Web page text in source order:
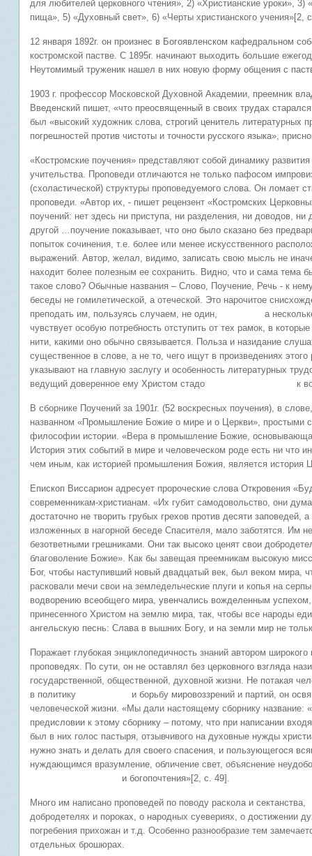
для любителей церковного чтения», 2) «Христианские уроки»,
пища», 5) «Духовный свет», 6) «Черты христианского учения»[2,
12 января 1892г. он произнес в Богоявленском кафедральном
костромской пастве. С 1895г. начинают выходить большие
Неутомимый труженик нашел в них новую форму общения с
1903 г. профессор Московской Духовной Академии, преемник
Введенский пишет, «что преосвященный в своих трудах
был «высокий художник слова, строгий ценитель литературных
погрешностей против чистоты и точности русского языка»,
«Костромские поучения» представляют собой динамику
учительства. Проповеди отличаются не только пафосом
(схоластической) структуры проповедуемого слова. Он ломает
проповеди. «Автор их, - пишет рецензент «Костромских
поучений: нет здесь ни приступа, ни разделения, ни доводов,
другой …поучение показывает, что оно было сказано без
попыток сочинения, т.е. более или менее искусственного
выражений. Автор, желал, видимо, записать свою мысль не
находит более полезным ее сохранить. Видно, что и сама тема
такое слово? Обычные названия – Слово, Поучение, Речь - к
беседы не гомилетической, а отеческой. Это нарочитое
преподать им, пользуясь случаем, не один, а несколько
чувствует особую потребность отступить от тех рамок, в
нити, какими оно обычно связывается. Польза и
существенное в слове, а не то, чего ищут в произведениях
указывают на главную заслугу и особенность литературных
ведущий доверенное ему Христом стадо к
В сборнике Поучений за 1901г. (52 воскресных поучения), в
названном «Промышление Божие о мире и о Церкви», простыми
философии истории. «Вера в промышление Божие,
История этих событий в мире и человеческом роде есть ни что
чем иным, как историей промышления Божия, является история
Епископ Виссарион адресует пророческие слова Откровения
современникам-христианам. «Их губит самодовольство, они
достаточно не творить грубых грехов против десяти заповедей,
изложенных в нагорной беседе Спасителя, мало заботятся. Им
безответными грешниками. Они так высоко ценят свои
благоволение Божие». Как бы завещая преемникам высокую
Бог, чтобы наступивший новый двадцатый век, был веком мира,
расковали мечи свои на земледельческие плуги и копья на
водворению всеобщего мира, увенчались вожделенным
принесенного Христом на землю мира, так, чтобы все народы
ангельскую песнь: Слава в вышних Богу, и на земли мир не
Поражает глубокая энциклопедичность знаний автором
проповедях. По сути, он не оставлял без церковного взгляда
государственной, общественной, духовной жизни. Не потакая
в политику и борьбу мировоззрений и партий, он
человеческой жизни. «Мы дали настоящему сборнику название:
предисловии к этому сборнику – потому, что при написании
был в них голос пастыря, отзывчивого на духовные нужды
нужно знать и делать для своего спасения, и пользующегося
нуждающимся вразумление, обличение свет, объяснение
и богопочтения»[2, с. 49].
Много им написано проповедей по поводу раскола и
добродетелях и пороках, о народных суевериях, о достижении
погребения прихожан и т.д. Особенно разнообразие тем
отдельных брошюрах.